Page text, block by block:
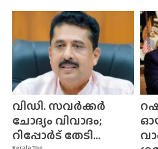
വിഡി. സവർക്കർ
ചോദ്യം വിവാദം;
റിപ്പോർട് തേടി...